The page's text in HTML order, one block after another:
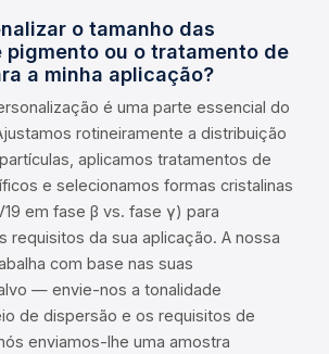
o tamanho das
pigmento ou o tratamento de
a minha aplicação?
é uma parte essencial do
rotineiramente a distribuição
aplicamos tratamentos de
e selecionamos formas cristalinas
em fase β vs. fase γ) para
requisitos da sua aplicação. A nossa
com base nas suas
— envie-nos a tonalidade
de dispersão e os requisitos de
enviamos-lhe uma amostra